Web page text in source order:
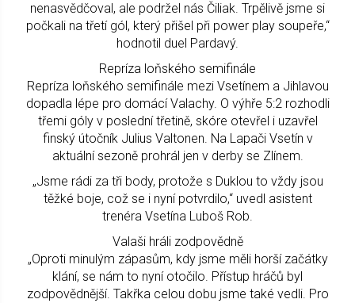
nenasvědčoval, ale podržel nás Čiliak. Trpělivě jsme si
počkali na třetí gól, který přišel při power play soupeře,“
hodnotil duel Pardavý.
Repríza loňského semifinále
Repríza loňského semifinále mezi Vsetínem a Jihlavou
dopadla lépe pro domácí Valachy. O výhře 5:2 rozhodli
třemi góly v poslední třetině, skóre otevřel i uzavřel
finský útočník Julius Valtonen. Na Lapači Vsetín v
aktuální sezoně prohrál jen v derby se Zlínem.
„Jsme rádi za tři body, protože s Duklou to vždy jsou
těžké boje, což se i nyní potvrdilo,“ uvedl asistent
trenéra Vsetína Luboš Rob.
Valaši hráli zodpovědně
„Oproti minulým zápasům, kdy jsme měli horší začátky
klání, se nám to nyní otočilo. Přístup hráčů byl
zodpovědnější. Takřka celou dobu jsme také vedli. Pro